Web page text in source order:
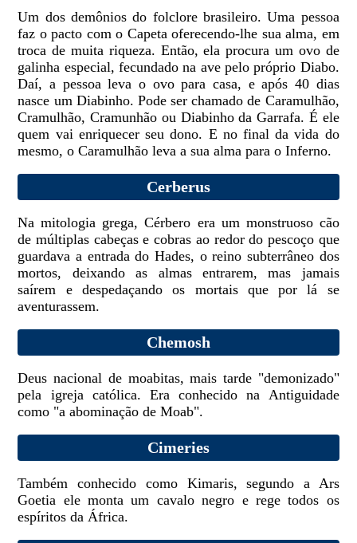
Um dos demônios do folclore brasileiro. Uma pessoa
faz o pacto com o Capeta oferecendo-lhe sua alma, em
troca de muita riqueza. Então, ela procura um ovo de
galinha especial, fecundado na ave pelo próprio Diabo.
Daí, a pessoa leva o ovo para casa, e após 40 dias
nasce um Diabinho. Pode ser chamado de Caramulhão,
Cramulhão, Cramunhão ou Diabinho da Garrafa. É ele
quem vai enriquecer seu dono. E no final da vida do
mesmo, o Caramulhão leva a sua alma para o Inferno.
Cerberus
Na mitologia grega, Cérbero era um monstruoso cão
de múltiplas cabeças e cobras ao redor do pescoço que
guardava a entrada do Hades, o reino subterrâneo dos
mortos, deixando as almas entrarem, mas jamais
saírem e despedaçando os mortais que por lá se
aventurassem.
Chemosh
Deus nacional de moabitas, mais tarde "demonizado"
pela igreja católica. Era conhecido na Antiguidade
como "a abominação de Moab".
Cimeries
Também conhecido como Kimaris, segundo a Ars
Goetia ele monta um cavalo negro e rege todos os
espíritos da África.